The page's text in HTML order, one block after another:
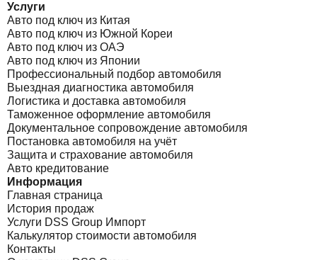
Услуги
Авто под ключ из Китая
Авто под ключ из Южной Кореи
Авто под ключ из ОАЭ
Авто под ключ из Японии
Профессиональный подбор автомобиля
Выездная диагностика автомобиля
Логистика и доставка автомобиля
Таможенное оформление автомобиля
Документальное сопровождение автомобиля
Постановка автомобиля на учёт
Защита и страхование автомобиля
Авто кредитование
Информация
Главная страница
История продаж
Услуги DSS Group Импорт
Калькулятор стоимости автомобиля
Контакты